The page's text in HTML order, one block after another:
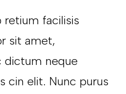
retium facilisis
sit amet,
dictum neque
cin elit. Nunc purus